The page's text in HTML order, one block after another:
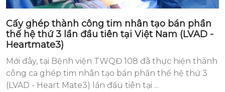
Cấy ghép thành công tim nhân tạo bán phần
thế hệ thứ 3 lần đầu tiên tại Việt Nam (LVAD -
Heartmate3)
Mới đây, tại Bệnh viện TWQĐ 108 đã thực hiện thành
công ca ghép tim nhân tạo bán phần thế hệ thứ 3
(LVAD - Heart Mate3) lần đầu tiên tại ...